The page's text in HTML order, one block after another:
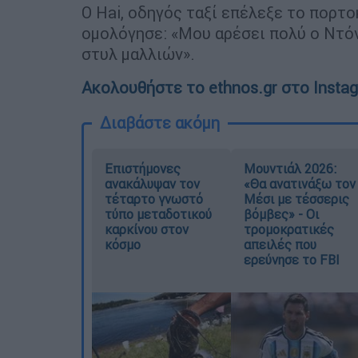
Ο Hai, οδηγός ταξί επέλεξε το
ομολόγησε: «Μου αρέσει πολύ ο
στυλ μαλλιών».
Ακολουθήστε το ethnos.gr στο
Διαβάστε ακόμη
Επιστήμονες
ανακάλυψαν τον
τέταρτο γνωστό
τύπο μεταδοτικού
καρκίνου στον
κόσμο
Μουντιάλ 2026:
«Θα ανατινάξω τον
Μέσι με τέσσερις
βόμβες» - Οι
τρομοκρατικές
απειλές που
ερεύνησε το FBI